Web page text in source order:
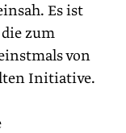
Es ist
zum
von
Initiative.